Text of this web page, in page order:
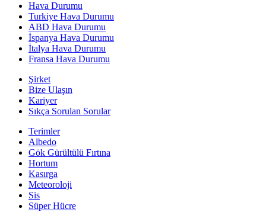
Hava Durumu
Turkiye Hava Durumu
ABD Hava Durumu
İspanya Hava Durumu
İtalya Hava Durumu
Fransa Hava Durumu
Şirket
Bize Ulaşın
Kariyer
Sıkça Sorulan Sorular
Terimler
Albedo
Gök Gürültülü Fırtına
Hortum
Kasırga
Meteoroloji
Sis
Süper Hücre